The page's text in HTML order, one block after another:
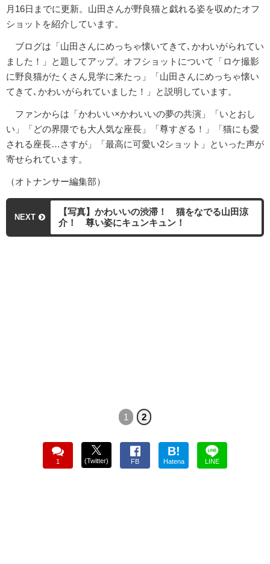
月16日までに更新。山田さんが野良猫と戯れる姿を収めたオフ
ショットを紹介しています。
ブログは「山田さんにめっちゃ懐いてきて､かわいがられてい
ました！」と題してアップ。オフショットについて「ロケ撮影
に野良猫がたくさん見学に来たっ」「山田さんにめっちゃ懐い
てきて､かわいがられていました！」と説明しています。
ファンからは「かわいい×かわいいの夢の共演」「いとおし
い」「どの界隈でも大人気な座長」「尊すぎる！」「猫にも愛
される座長…さすが」「最高に可愛い2ショット」といった声が
寄せられています。
（オトナンサー編集部）
NEXT
【写真】かわいいの渋滞！ 猫をなでる山田涼
介！ 尊い姿にキュンキュン！
1 2
1 (Twitter) FB
B!
Hatena LINE